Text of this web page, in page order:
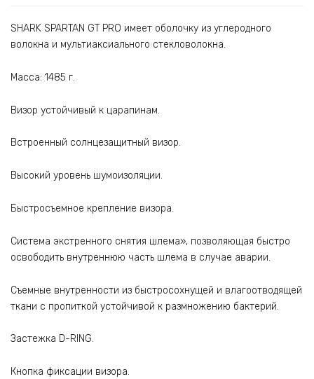
SHARK SPARTAN GT PRO имеет оболочку из углеродного
волокна и мультиаксиального стекловолокна.
Масса: 1485 г.
Визор устойчивый к царапинам.
Встроенный солнцезащитный визор.
Высокий уровень шумоизоляции.
Быстросъемное крепление визора.
Система экстренного снятия шлема», позволяющая быстро
освободить внутреннюю часть шлема в случае аварии.
Съемные внутренности из быстросохнущей и влагоотводящей
ткани с пропиткой устойчивой к размножению бактерий.
Застежка D-RING.
Кнопка фиксации визора.